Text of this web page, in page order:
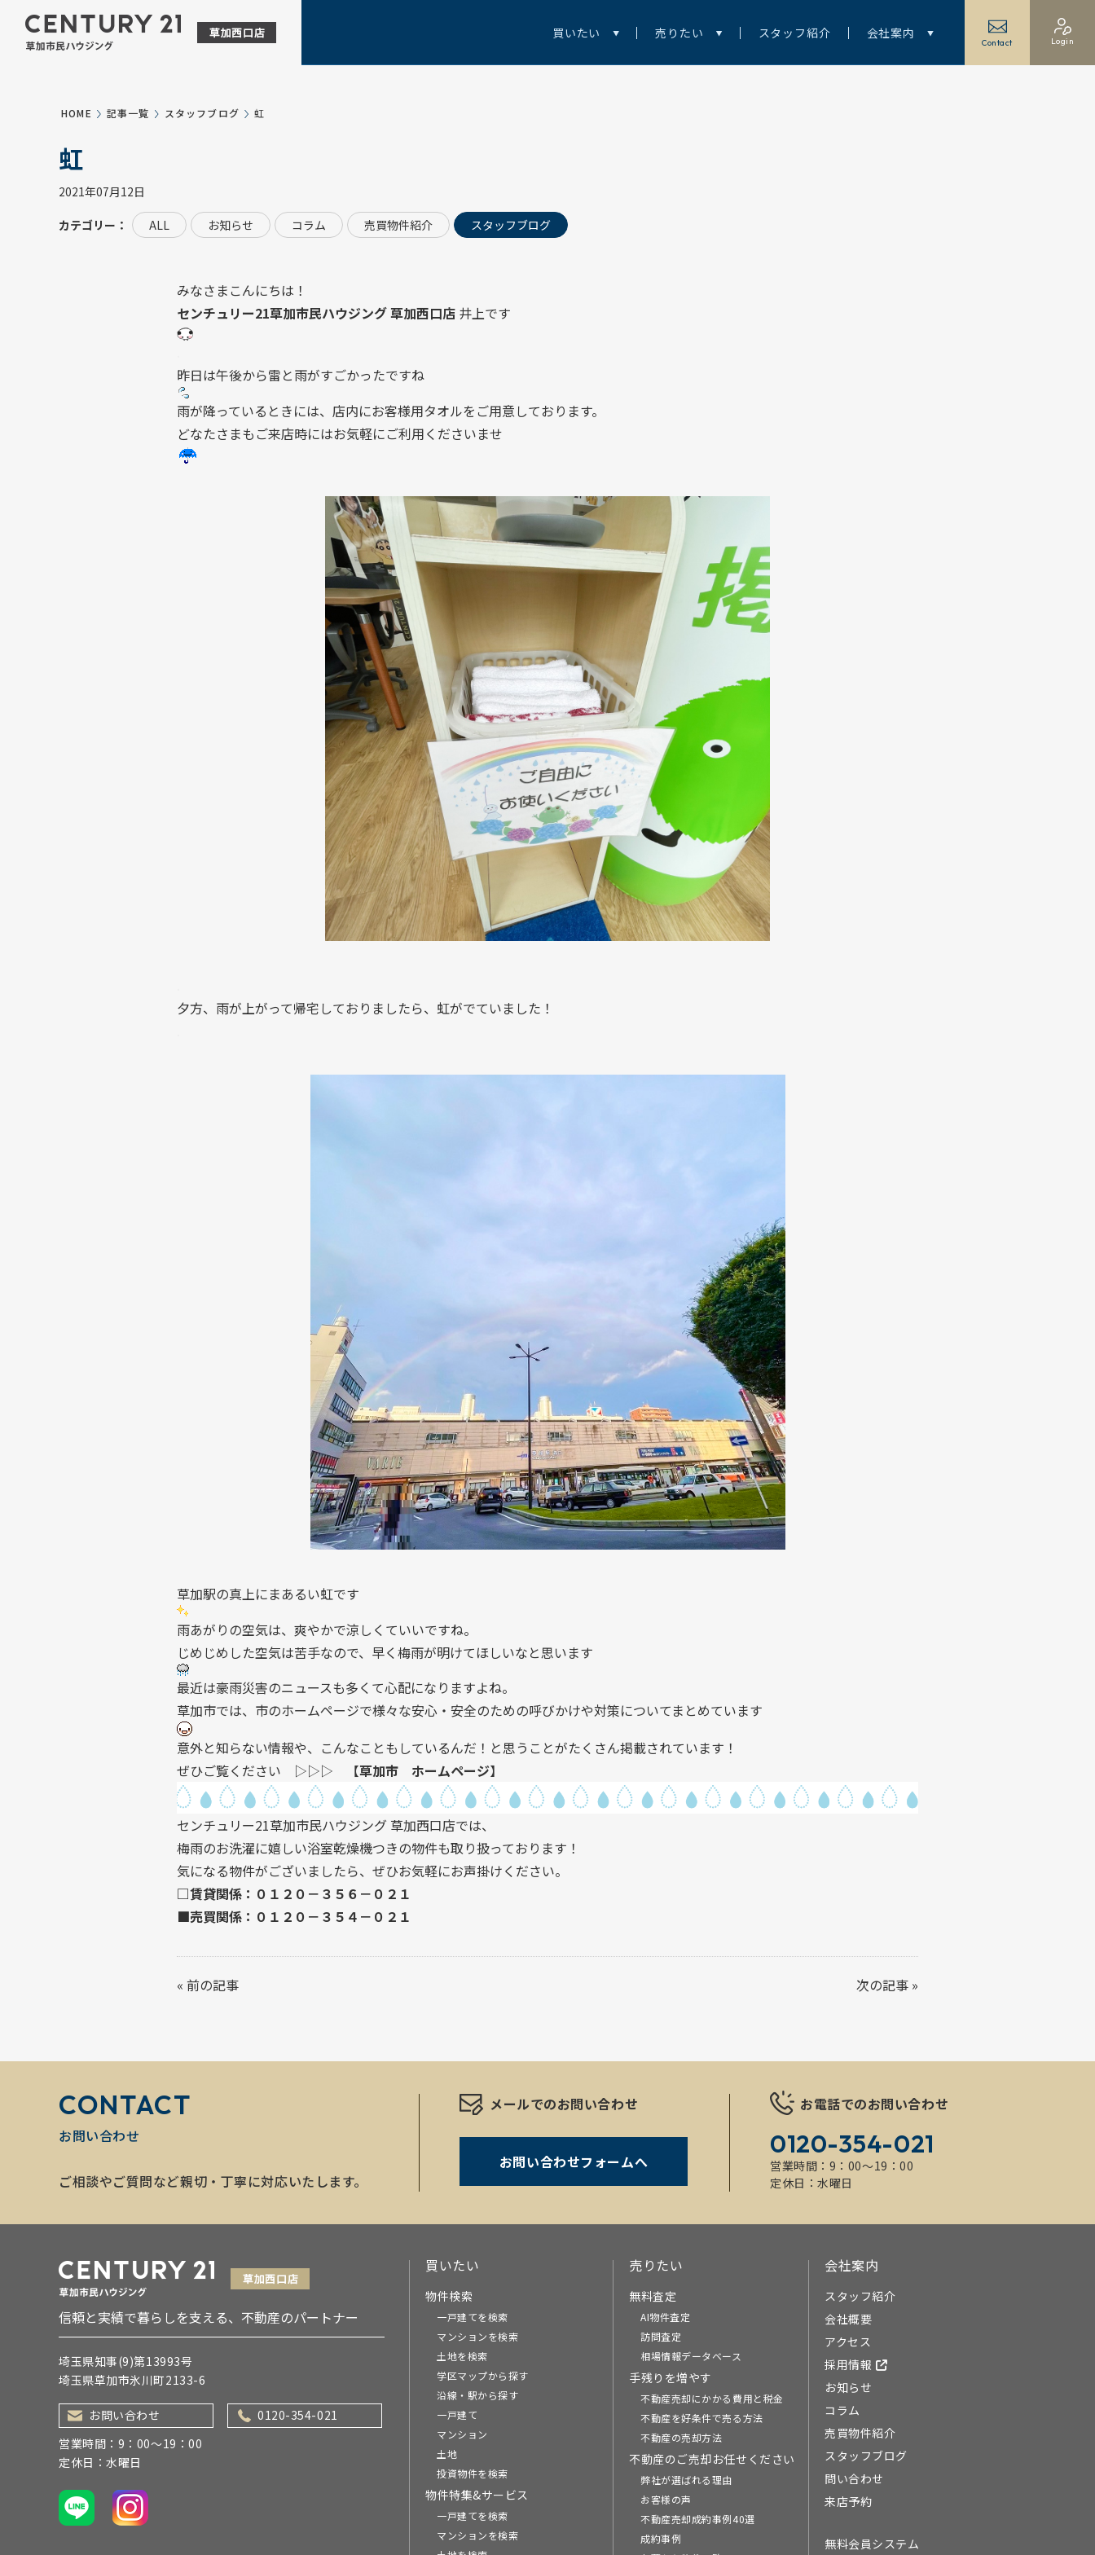
買いたい 売りたい スタッフ紹介 会社案内
Contact Login
HOME 記事一覧 スタッフブログ 虹
虹
2021年07月12日
カテゴリー： ALL お知らせ コラム 売買物件紹介 スタッフブログ
みなさまこんにちは！
センチュリー21草加市民ハウジング 草加西口店 井上です
昨日は午後から雷と雨がすごかったですね
雨が降っているときには、店内にお客様用タオルをご用意しております。
どなたさまもご来店時にはお気軽にご利用くださいませ
夕方、雨が上がって帰宅しておりましたら、虹がでていました！
草加駅の真上にまあるい虹です
雨あがりの空気は、爽やかで涼しくていいですね。
じめじめした空気は苦手なので、早く梅雨が明けてほしいなと思います
最近は豪雨災害のニュースも多くて心配になりますよね。
草加市では、市のホームページで様々な安心・安全のための呼びかけや対策についてまとめています
意外と知らない情報や、こんなこともしているんだ！と思うことがたくさん掲載されています！
ぜひご覧ください ▷▷▷ 【草加市 ホームページ】
センチュリー21草加市民ハウジング 草加西口店では、
梅雨のお洗濯に嬉しい浴室乾燥機つきの物件も取り扱っております！
気になる物件がございましたら、ぜひお気軽にお声掛けください。
□賃貸関係：０１２０－３５６－０２１
■売買関係：０１２０－３５４－０２１
« 前の記事 次の記事 »
CONTACT
お問い合わせ
ご相談やご質問など親切・丁寧に対応いたします。
メールでのお問い合わせ
お問い合わせフォームへ
お電話でのお問い合わせ
0120-354-021
営業時間：9：00～19：00
定休日：水曜日
信頼と実績で暮らしを支える、不動産のパートナー
埼玉県知事(9)第13993号
埼玉県草加市氷川町2133-6
お問い合わせ
0120-354-021
営業時間：9：00～19：00
定休日：水曜日
買いたい
物件検索
一戸建てを検索
マンションを検索
土地を検索
学区マップから探す
沿線・駅から探す
一戸建て
マンション
土地
投資物件を検索
物件特集&サービス
一戸建てを検索
マンションを検索
売りたい
無料査定
AI物件査定
訪問査定
相場情報データベース
手残りを増やす
不動産売却にかかる費用と税金
不動産を好条件で売る方法
不動産の売却方法
不動産のご売却お任せください
弊社が選ばれる理由
お客様の声
不動産売却成約事例40選
成約事例
会社案内
スタッフ紹介
会社概要
アクセス
採用情報
お知らせ
コラム
売買物件紹介
スタッフブログ
問い合わせ
来店予約
無料会員システム